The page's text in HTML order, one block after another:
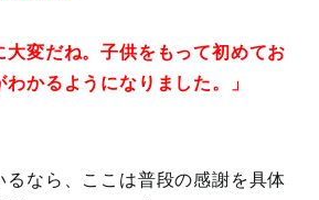
大変だね。子供をもって初めてお
かるようになりました。」
るなら、ここは普段の感謝を具体